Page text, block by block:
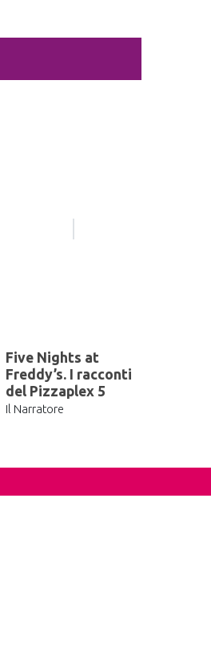
Five Nights at
Freddy’s. I racconti
del Pizzaplex 5
Il Narratore